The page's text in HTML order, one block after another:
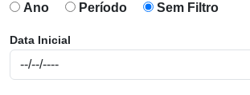
Ano Período Sem Filtro
Data Inicial